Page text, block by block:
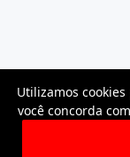
Utilizamos
você concorda